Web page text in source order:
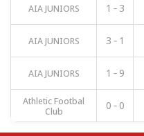
AIA JUNIORS 1 - 3
AIA JUNIORS 3 - 1
AIA JUNIORS 1 - 9
Athletic Footbal
Club 0 - 0